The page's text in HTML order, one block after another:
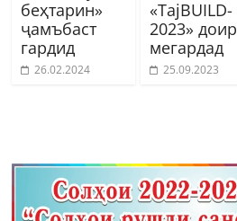
беҳтарин»
ҷамъбаст
гардид
26.02.2024
«TajBUILD-
2023» доир
мегардад
25.09.2023